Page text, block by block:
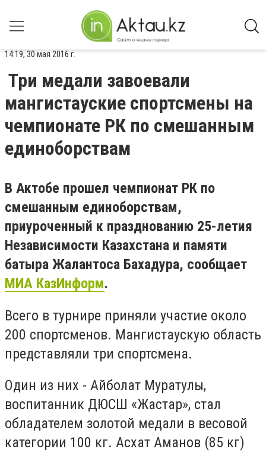
14:19, 30 мая 2016 г.
Три медали завоевали
мангистауские спортсмены на
чемпионате РК по смешанным
единоборствам
В Актобе прошел чемпионат РК по
смешанным единоборствам,
приуроченный к празднованию 25-летия
Независимости Казахстана и памяти
батыра Жалантоса Бахадура, сообщает
МИА КазИнформ.
Всего в турнире приняли участие около
200 спортсменов. Мангистаускую область
представляли три спортсмена.
Один из них - Айболат Муратулы,
воспитанник ДЮСШ «Жастар», стал
обладателем золотой медали в весовой
категории 100 кг. Асхат Аманов (85 кг)